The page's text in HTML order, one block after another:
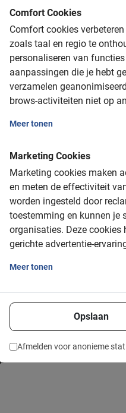
Comfort Cookies
Comfort cookies
zoals taal en regio te
personaliseren van
aanpassingen die je hebt
verzamelen
brows-activiteiten niet op
Meer tonen
Marketing Cookies
Marketing cookies maken
en meten de effectiviteit
worden ingesteld door
toestemming en kunnen je
organisaties. Deze cookies
gerichte advertentie-
Meer tonen
Opslaan
Afmelden voor anonieme
op deze leuke excursie
doe je gemakkelijk in ons
Wacht dus niet
echt met de Ljubljana
via de website
tot 24u vooraf
fietsers